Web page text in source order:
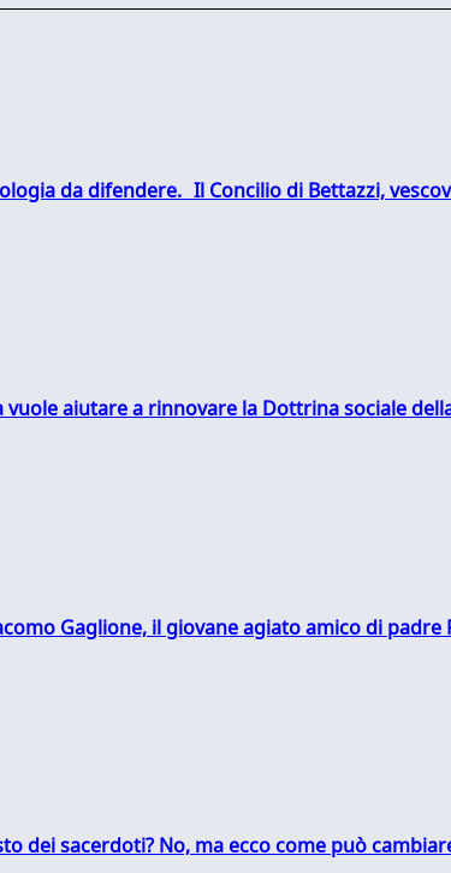
da difendere. Il Concilio di Bettazzi,
vuole aiutare a rinnovare la Dottrina sociale
Gaglione, il giovane agiato amico di padre
dei sacerdoti? No, ma ecco come può